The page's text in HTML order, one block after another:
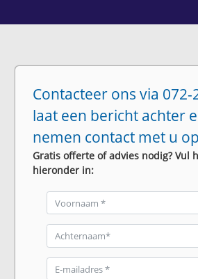
Contacteer ons via
laat een bericht achter
nemen contact met u
Gratis offerte of advies nodig? Vul
hieronder in: